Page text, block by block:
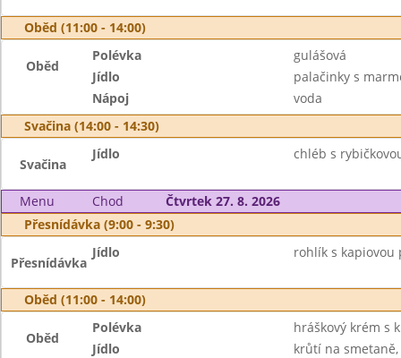
Oběd (11:00 - 14:00)
Oběd
Polévka
gulášová
Jídlo
palačinky s
Nápoj
voda
Svačina (14:00 - 14:30)
Svačina
Jídlo chléb s
Menu Chod
Čtvrtek 27. 8. 2026
Přesnídávka (9:00 - 9:30)
Přesnídávka
Jídlo rohlík s kapiovou
Oběd (11:00 - 14:00)
Oběd
Polévka
hráškový krém s
Jídlo
krůtí na